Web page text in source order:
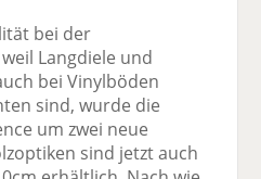
bei der
Langdiele und
bei Vinylböden
sind, wurde die
um zwei neue
sind jetzt auch